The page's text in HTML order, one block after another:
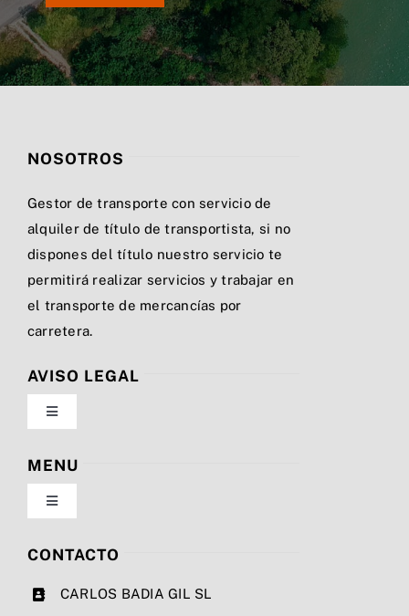
NOSOTROS
Gestor de transporte con servicio de
alquiler de título de transportista, si no
dispones del título nuestro servicio te
permitirá realizar servicios y trabajar en
el transporte de mercancías por
carretera.
AVISO LEGAL
Toggle
Navigation
Política de privacidad
Condiciones de uso
MENU
Toggle
Navigation
Nosotros
CONTACTO
CARLOS BADIA GIL SL